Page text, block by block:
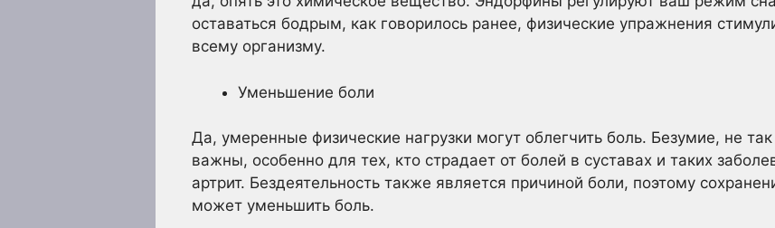
оставаться бодрым, как говорилось ранее, физические упражнения
всему организму.
Уменьшение боли
Да, умеренные физические нагрузки могут облегчить боль. Безумие, не
важны, особенно для тех, кто страдает от болей в суставах и таких
артрит. Бездеятельность также является причиной боли, поэтому
может уменьшить боль.